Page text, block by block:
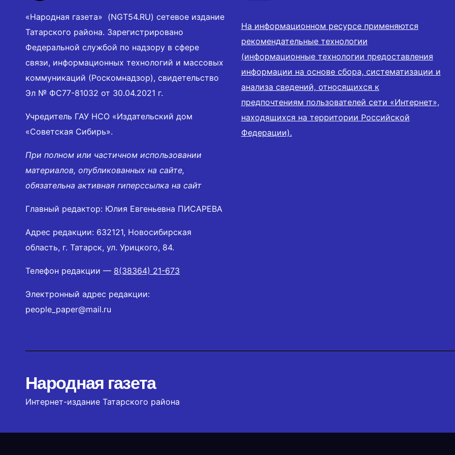
«Народная газета» (NGT54.RU) сетевое издание
Татарского района. Зарегистрировано
Федеральной службой по надзору в сфере
связи, информационных технологий и массовых
коммуникаций (Роскомнадзор), свидетельство
Эл № ФС77-81032 от 30.04.2021 г.
Учредитель ГАУ НСО «Издательский дом
«Советская Сибирь».
При полном или частичном использовании
материалов, опубликованных на сайте,
обязательна активная гиперссылка на сайт
Главный редактор: Юлия Евгеньевна ПИСАРЕВА
Адрес редакции: 632121, Новосибирская
область, г. Татарск, ул. Урицкого, 84.
Телефон редакции — 8(38364) 21-673
Электронный адрес редакции:
people_paper@mail.ru
На информационном ресурсе применяются
рекомендательные технологии
(информационные технологии предоставления
информации на основе сбора, систематизации и
анализа сведений, относящихся к
предпочтениям пользователей сети «Интернет»,
находящихся на территории Российской
Федерации).
Народная газета
Интернет-издание Татарского района